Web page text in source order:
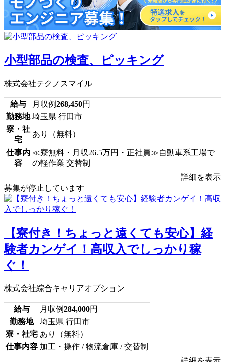
小型部品の検査、ピッキング
株式会社テクノスマイル
給与 月収例268,450円
勤務地 埼玉県 行田市
寮・社
宅
あり（無料）
仕事内
容
≪寮無料・月収26.5万円・正社員≫自動車系工場で
の軽作業 交替制
詳細を表示
募集が停止しています
【寮付き！ちょっと遠くても安心】経
験者カンゲイ！高収入でしっかり稼
ぐ！
株式会社綜合キャリアオプション
給与 月収例284,000円
勤務地
埼玉県 行田市
寮・社宅 あり（無料）
仕事内容 加工・操作 / 物流倉庫 / 交替制